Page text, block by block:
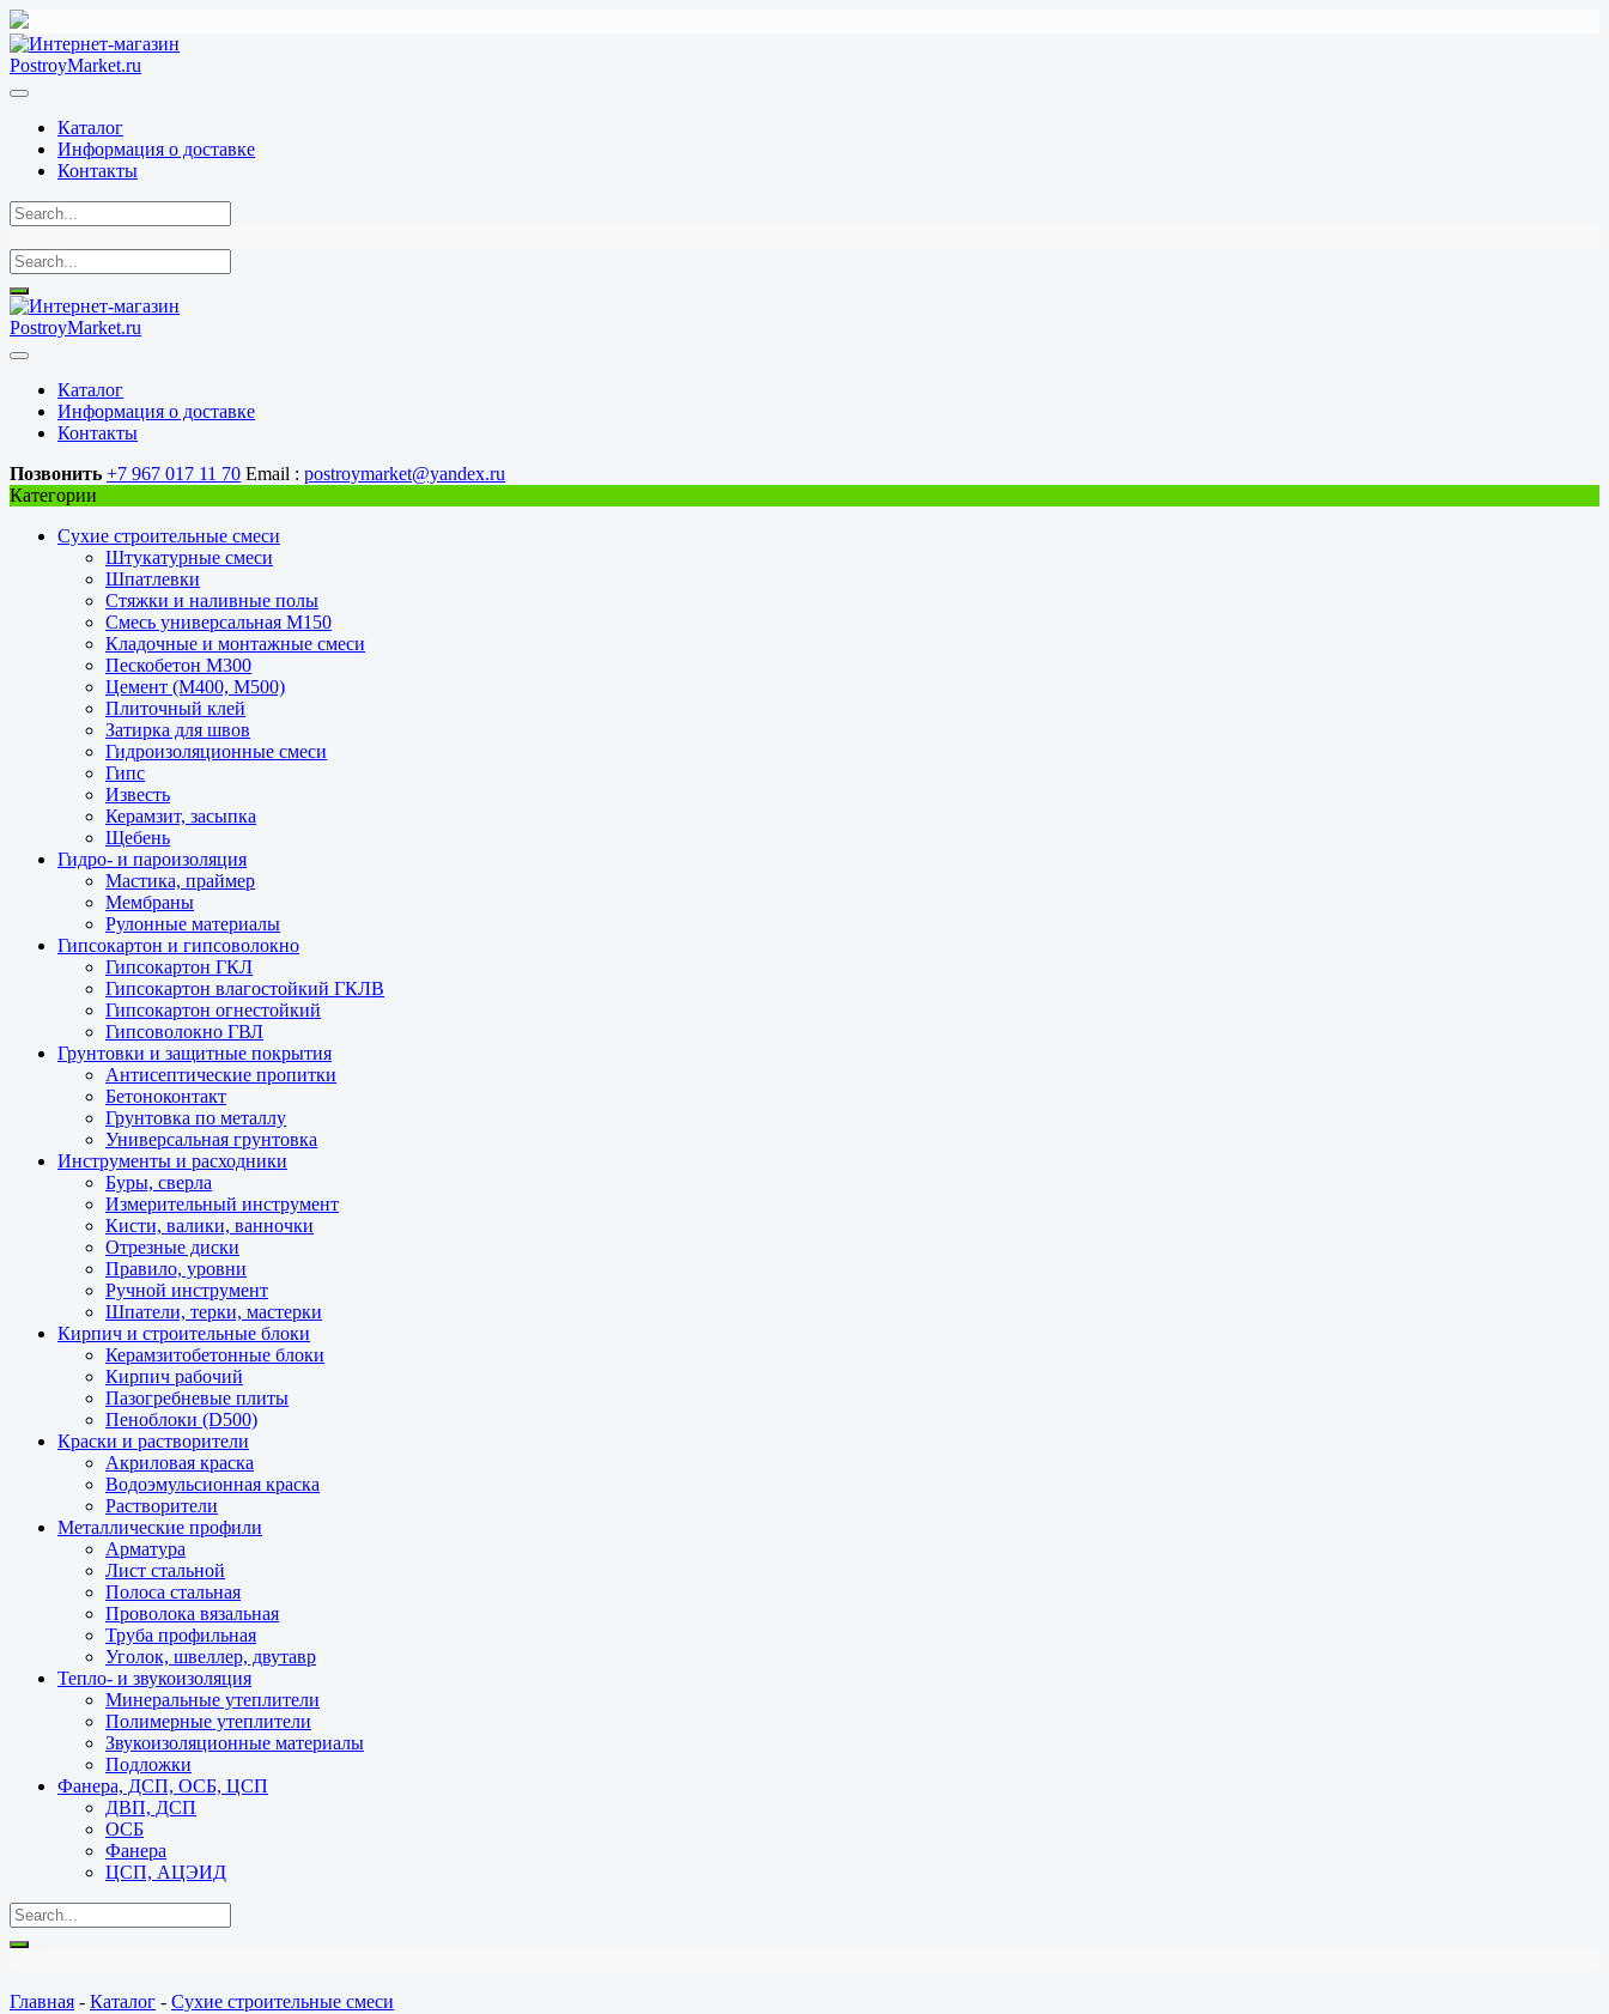
Перейти
к
содержимому
Каталог
Информация о доставке
Контакты
Каталог
Информация о доставке
Контакты
Позвонить +7 967 017 11 70 Email : postroymarket@yandex.ru
Категории
Сухие строительные смеси
Штукатурные смеси
Шпатлевки
Стяжки и наливные полы
Смесь универсальная М150
Кладочные и монтажные смеси
Пескобетон М300
Цемент (М400, М500)
Плиточный клей
Затирка для швов
Гидроизоляционные смеси
Гипс
Известь
Керамзит, засыпка
Щебень
Гидро- и пароизоляция
Мастика, праймер
Мембраны
Рулонные материалы
Гипсокартон и гипсоволокно
Гипсокартон ГКЛ
Гипсокартон влагостойкий ГКЛВ
Гипсокартон огнестойкий
Гипсоволокно ГВЛ
Грунтовки и защитные покрытия
Антисептические пропитки
Бетоноконтакт
Грунтовка по металлу
Универсальная грунтовка
Инструменты и расходники
Буры, сверла
Измерительный инструмент
Кисти, валики, ванночки
Отрезные диски
Правило, уровни
Ручной инструмент
Шпатели, терки, мастерки
Кирпич и строительные блоки
Керамзитобетонные блоки
Кирпич рабочий
Пазогребневые плиты
Пеноблоки (D500)
Краски и растворители
Акриловая краска
Водоэмульсионная краска
Растворители
Металлические профили
Арматура
Лист стальной
Полоса стальная
Проволока вязальная
Труба профильная
Уголок, швеллер, двутавр
Тепло- и звукоизоляция
Минеральные утеплители
Полимерные утеплители
Звукоизоляционные материалы
Подложки
Фанера, ДСП, ОСБ, ЦСП
ДВП, ДСП
ОСБ
Фанера
ЦСП, АЦЭИД
Главная - Каталог - Сухие строительные смеси